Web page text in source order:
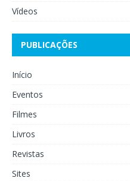
Vídeos
PUBLICAÇÕES
Início
Eventos
Filmes
Livros
Revistas
Sites